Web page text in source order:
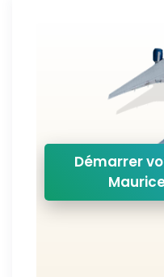
Démarrer